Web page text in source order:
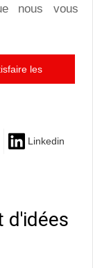
nous vous
les
Linkedin
d'idées